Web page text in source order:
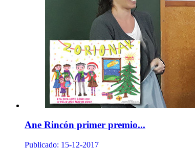
Ane Rincón primer premio...
Publicado: 15-12-2017